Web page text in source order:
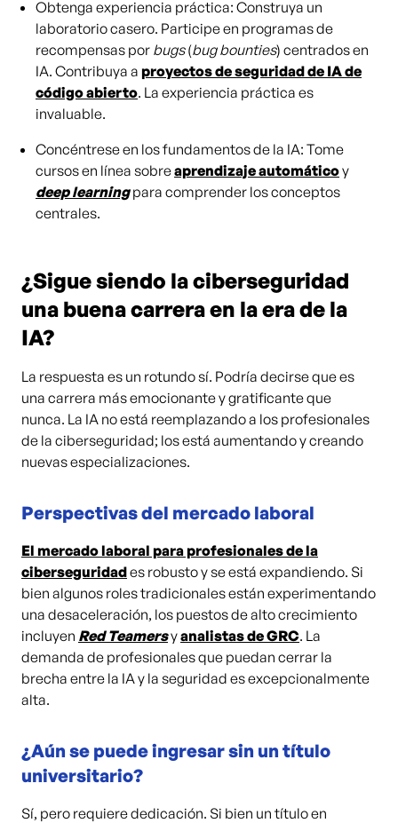
Obtenga experiencia práctica: Construya un
laboratorio casero. Participe en programas de
recompensas por bugs(bug bounties) centrados en
IA. Contribuya a proyectos de seguridad de IA de
código abierto. La experiencia práctica es
invaluable.
Concéntrese en los fundamentos de la IA: Tome
cursos en línea sobreaprendizaje automáticoy
deep learningpara comprender los conceptos
centrales.
¿Sigue siendo la ciberseguridad
una buena carrera en la era de la
IA?
La respuesta es un rotundo sí. Podría decirse que es
una carrera más emocionante y gratificante que
nunca. La IA no está reemplazando a los profesionales
de la ciberseguridad; los está aumentando y creando
nuevas especializaciones.
Perspectivas del mercado laboral
El mercado laboral para profesionales de la
ciberseguridades robusto y se está expandiendo. Si
bien algunos roles tradicionales están experimentando
una desaceleración, los puestos de alto crecimiento
incluyen Red Teamersyanalistas de GRC. La
demanda de profesionales que puedan cerrar la
brecha entre la IA y la seguridad es excepcionalmente
alta.
¿Aún se puede ingresar sin un título
universitario?
Sí, pero requiere dedicación. Si bien un título en